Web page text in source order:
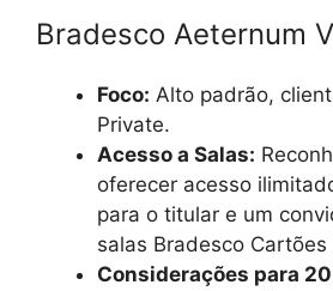
Bradesco Aeternum
Foco: Alto padrão,
Private.
Acesso a Salas:
oferecer acesso
para o titular e um
salas Bradesco Cartões
Considerações para